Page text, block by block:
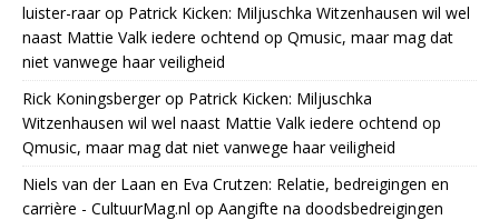
luister-raarop Patrick Kicken: Miljuschka Witzenhausen wil wel
naast Mattie Valk iedere ochtend op Qmusic, maar mag dat
niet vanwege haar veiligheid
Rick Koningsbergerop Patrick Kicken: Miljuschka
Witzenhausen wil wel naast Mattie Valk iedere ochtend op
Qmusic, maar mag dat niet vanwege haar veiligheid
Niels van der Laan en Eva Crutzen: Relatie, bedreigingen en
carrière - CultuurMag.nl op Aangifte na doodsbedreigingen